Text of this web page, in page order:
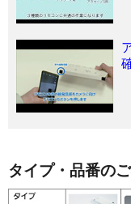
タイプ・品番の